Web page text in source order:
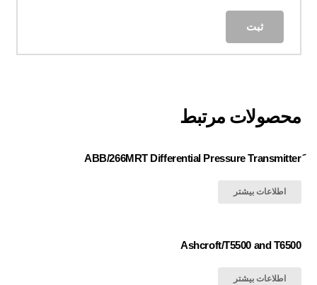
محصولات مرتبط
َABB/266MRT Differential Pressure Transmitter
اطلاعات بیشتر
Ashcroft/T5500 and T6500
اطلاعات بیشتر